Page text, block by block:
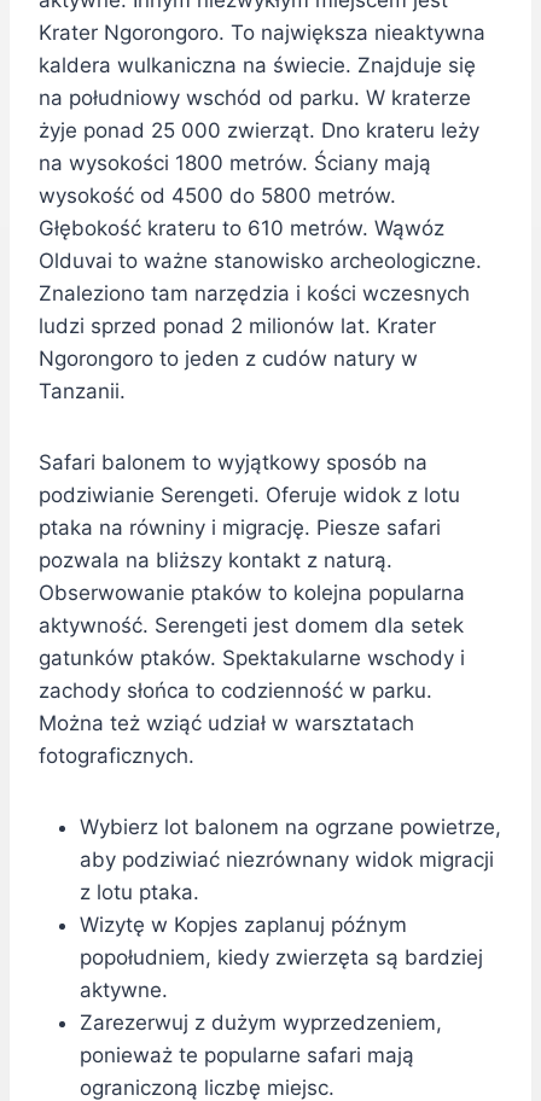
Krater Ngorongoro. To największa nieaktywna
kaldera wulkaniczna na świecie. Znajduje się
na południowy wschód od parku. W kraterze
żyje ponad 25 000 zwierząt. Dno krateru leży
na wysokości 1800 metrów. Ściany mają
wysokość od 4500 do 5800 metrów.
Głębokość krateru to 610 metrów. Wąwóz
Olduvai to ważne stanowisko archeologiczne.
Znaleziono tam narzędzia i kości wczesnych
ludzi sprzed ponad 2 milionów lat. Krater
Ngorongoro to jeden z cudów natury w
Tanzanii.
Safari balonem to wyjątkowy sposób na
podziwianie Serengeti. Oferuje widok z lotu
ptaka na równiny i migrację. Piesze safari
pozwala na bliższy kontakt z naturą.
Obserwowanie ptaków to kolejna popularna
aktywność. Serengeti jest domem dla setek
gatunków ptaków. Spektakularne wschody i
zachody słońca to codzienność w parku.
Można też wziąć udział w warsztatach
fotograficznych.
Wybierz lot balonem na ogrzane powietrze,
aby podziwiać niezrównany widok migracji
z lotu ptaka.
Wizytę w Kopjes zaplanuj późnym
popołudniem, kiedy zwierzęta są bardziej
aktywne.
Zarezerwuj z dużym wyprzedzeniem,
ponieważ te popularne safari mają
ograniczoną liczbę miejsc.